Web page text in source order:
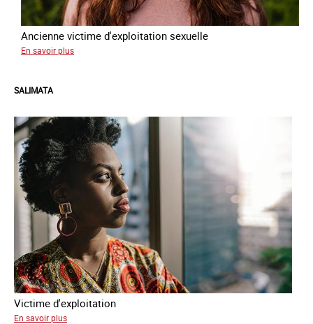
Ancienne victime d'exploitation sexuelle
En savoir plus
SALIMATA
Victime d'exploitation
En savoir plus